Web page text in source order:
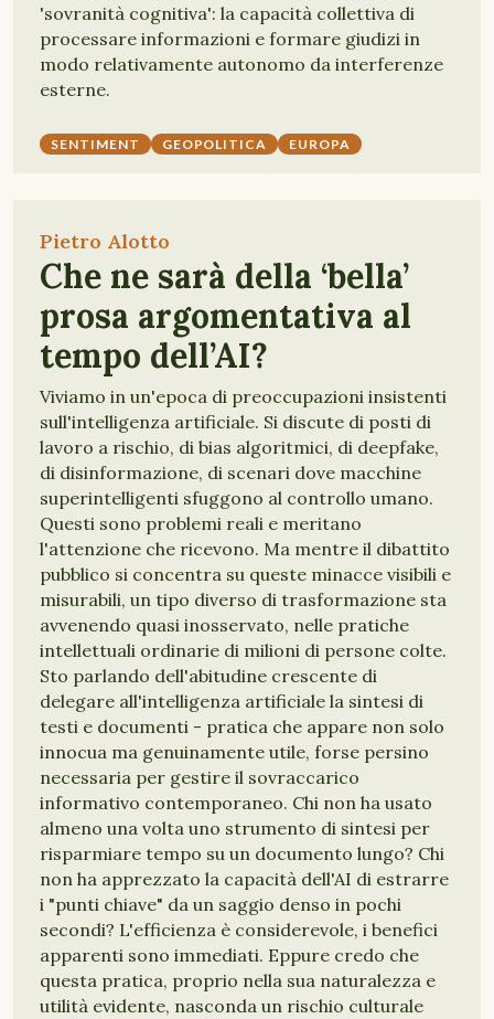
'sovranità cognitiva': la capacità collettiva di
processare informazioni e formare giudizi in
modo relativamente autonomo da interferenze
esterne.
SENTIMENT GEOPOLITICA EUROPA
Pietro Alotto
Che ne sarà della ‘bella’
prosa argomentativa al
tempo dell’AI?
Viviamo in un'epoca di preoccupazioni insistenti
sull'intelligenza artificiale. Si discute di posti di
lavoro a rischio, di bias algoritmici, di deepfake,
di disinformazione, di scenari dove macchine
superintelligenti sfuggono al controllo umano.
Questi sono problemi reali e meritano
l'attenzione che ricevono. Ma mentre il dibattito
pubblico si concentra su queste minacce visibili e
misurabili, un tipo diverso di trasformazione sta
avvenendo quasi inosservato, nelle pratiche
intellettuali ordinarie di milioni di persone colte.
Sto parlando dell'abitudine crescente di
delegare all'intelligenza artificiale la sintesi di
testi e documenti - pratica che appare non solo
innocua ma genuinamente utile, forse persino
necessaria per gestire il sovraccarico
informativo contemporaneo. Chi non ha usato
almeno una volta uno strumento di sintesi per
risparmiare tempo su un documento lungo? Chi
non ha apprezzato la capacità dell'AI di estrarre
i "punti chiave" da un saggio denso in pochi
secondi? L'efficienza è considerevole, i benefici
apparenti sono immediati. Eppure credo che
questa pratica, proprio nella sua naturalezza e
utilità evidente, nasconda un rischio culturale